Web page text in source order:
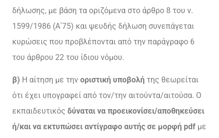
δήλωσης, με βάση τα οριζόμενα στο άρθρο 8 του ν.
1599/1986 (Α΄75) και ψευδής δήλωση συνεπάγεται
κυρώσεις που προβλέπονται από την παράγραφο 6
του άρθρου 22 του ίδιου νόμου.
β) Η αίτηση με την οριστική υποβολή της θεωρείται
ότι έχει υπογραφεί από τον/την αιτούντα/αιτούσα. Ο
εκπαιδευτικός δύναται να προεικονίσει/αποθηκεύσει
ή/και να εκτυπώσει αντίγραφο αυτής σε μορφή pdf με